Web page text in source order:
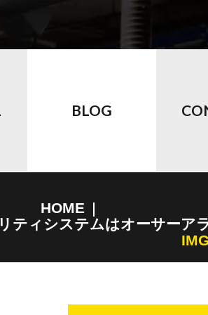
BLOG
HOME
ティシステムはオーサーア